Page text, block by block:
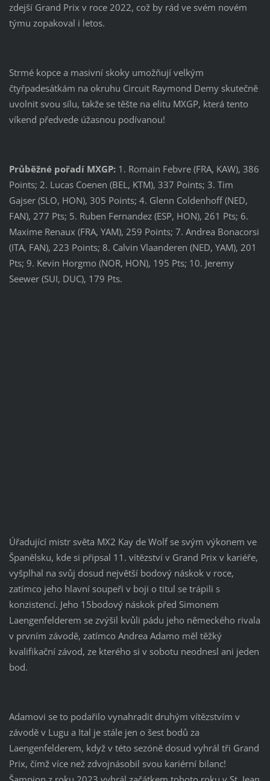
zdejší Grand Prix v roce 2022, což by rád ve svém novém
týmu zopakoval i letos.
Strmé kopce a masivní skoky umožňují velkým
čtyřpadesátkám na okruhu Circuit Raymond Demy skutečně
uvolnit svou sílu, takže se těšte na elitu MXGP, která tento
víkend předvede úžasnou podívanou!
Průběžné pořadí MXGP:1. Romain Febvre (FRA, KAW), 386
Points; 2. Lucas Coenen (BEL, KTM), 337 Points; 3. Tim
Gajser (SLO, HON), 305 Points; 4. Glenn Coldenhoff (NED,
FAN), 277 Pts; 5. Ruben Fernandez (ESP, HON), 261 Pts; 6.
Maxime Renaux (FRA, YAM), 259 Points; 7. Andrea Bonacorsi
(ITA, FAN), 223 Points; 8. Calvin Vlaanderen (NED, YAM), 201
Pts; 9. Kevin Horgmo (NOR, HON), 195 Pts; 10. Jeremy
Seewer (SUI, DUC), 179 Pts.
Úřadující mistr světa MX2 Kay de Wolf se svým výkonem ve
Španělsku, kde si připsal 11. vítězství v Grand Prix v kariéře,
vyšplhal na svůj dosud největší bodový náskok v roce,
zatímco jeho hlavní soupeři v boji o titul se trápili s
konzistencí. Jeho 15bodový náskok před Simonem
Laengenfelderem se zvýšil kvůli pádu jeho německého rivala
v prvním závodě, zatímco Andrea Adamo měl těžký
kvalifikační závod, ze kterého si v sobotu neodnesl ani jeden
bod.
Adamovi se to podařilo vynahradit druhým vítězstvím v
závodě v Lugu a Ital je stále jen o šest bodů za
Laengenfelderem, když v této sezóně dosud vyhrál tři Grand
Prix, čímž více než zdvojnásobil svou kariérní bilanc!